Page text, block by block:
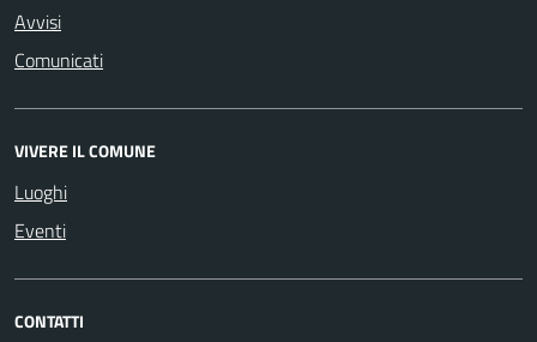
Avvisi
Comunicati
VIVERE IL COMUNE
Luoghi
Eventi
CONTATTI